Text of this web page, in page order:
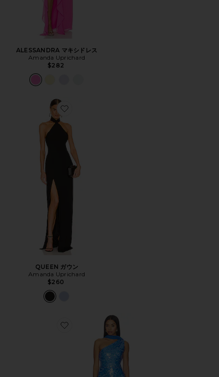
ALESSANDRA マキシドレス
Amanda Uprichard
$282
Favorite QUEEN ガウン
QUEEN ガウン
Amanda Uprichard
$260
Favorite GISELLE マキシドレス